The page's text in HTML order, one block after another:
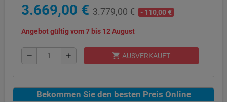
3.669,00 € 3.779,00 € - 110,00 €
Angebot gültig vom 7 bis 12 August
remove add shopping_cart AUSVERKAUFT
Bekommen Sie den besten Preis Online